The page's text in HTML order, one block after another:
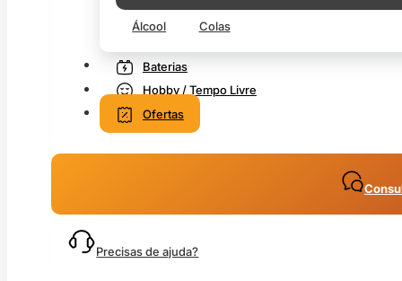
Álcool Colas
Baterias
Hobby / Tempo Livre
Ofertas
Precisas de ajuda?